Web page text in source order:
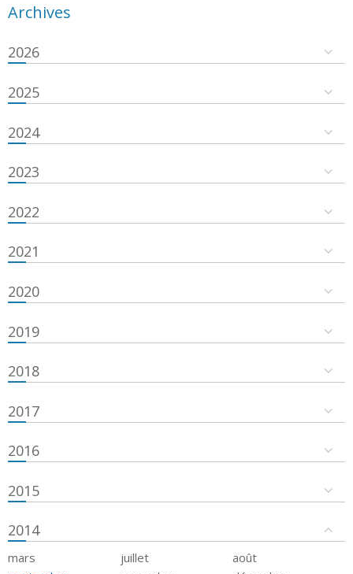
Archives
2026
2025
2024
2023
2022
2021
2020
2019
2018
2017
2016
2015
2014
mars juillet
août